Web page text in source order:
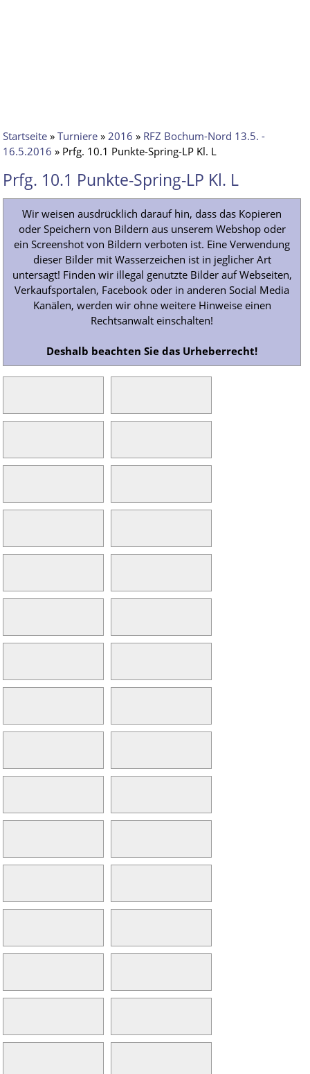
Startseite »Turniere »2016 » RFZ Bochum-Nord 13.5. -
16.5.2016 » Prfg. 10.1 Punkte-Spring-LP Kl. L
Prfg. 10.1 Punkte-Spring-LP Kl. L
Wir weisen ausdrücklich darauf hin, dass das Kopieren
oder Speichern von Bildern aus unserem Webshop oder
ein Screenshot von Bildern verboten ist. Eine Verwendung
dieser Bilder mit Wasserzeichen ist in jeglicher Art
untersagt! Finden wir illegal genutzte Bilder auf Webseiten,
Verkaufsportalen, Facebook oder in anderen Social Media
Kanälen, werden wir ohne weitere Hinweise einen
Rechtsanwalt einschalten!
Deshalb beachten Sie das Urheberrecht!